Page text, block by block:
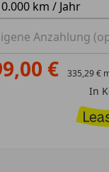
Anzahlung
€ 335,29 €
In